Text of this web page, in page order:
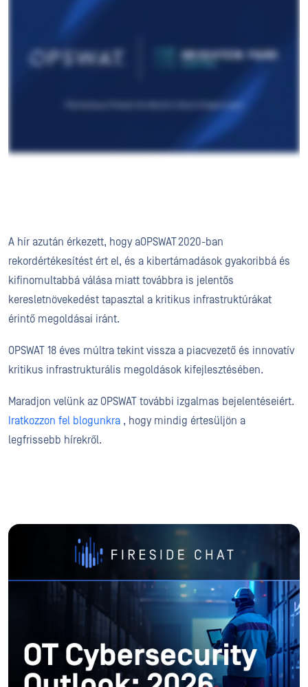
A hír azután érkezett, hogy aOPSWAT 2020-ban
rekordértékesítést ért el, és a kibertámadások gyakoribbá és
kifinomultabbá válása miatt továbbra is jelentős
keresletnövekedést tapasztal a kritikus infrastruktúrákat
érintő megoldásai iránt.
OPSWAT 18 éves múltra tekint vissza a piacvezető és innovatív
kritikus infrastrukturális megoldások kifejlesztésében.
Maradjon velünk az OPSWAT további izgalmas bejelentéseiért.
Iratkozzon fel blogunkra , hogy mindig értesüljön a
legfrissebb hírekről.